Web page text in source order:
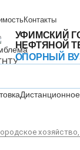
Контакты
УФИМСКИЙ
НЕФТЯНОЙ
ОПОРНЫЙ